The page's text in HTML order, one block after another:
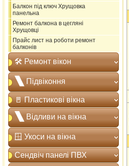
Балкон під ключ Хрущовка
панельна
Ремонт балкона в цегляні
Хрущовці
Прайс лист на роботи ремонт
балконів
🛠️ Ремонт вікон
🙽 Підвіконня
🚪 Пластикові вікна
🙽 Відливи на вікна
🪟 Укоси на вікна
Сендвіч панелі ПВХ